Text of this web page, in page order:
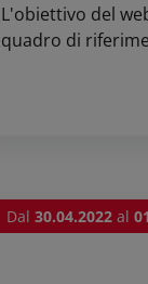
L'obiettivo del
quadro di
Dal30.04.2022 al